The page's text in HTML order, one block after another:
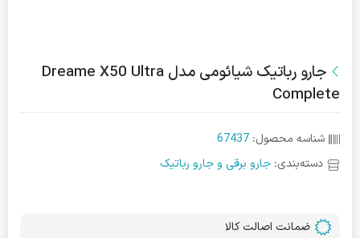
جارو رباتیک شیائومی مدل Dreame X50 Ultra
Complete
شناسه محصول: 67437
دسته‌بندی: جارو برقی و جارو رباتیک
ضمانت اصالت کالا